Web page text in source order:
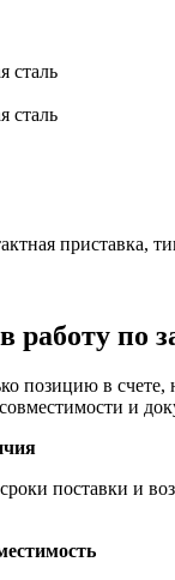
сталь
сталь
приставка,
работу по
позицию в
и
поставки и